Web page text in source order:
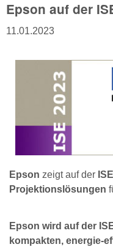
Epson auf der
11.01.2023
Epson zeigt auf der
Projektionslösungen
Epson wird auf der
kompakten, energie-